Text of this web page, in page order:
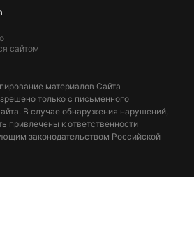
сайтом
материалов Сайта
только с письменного
В случае обнаружения нарушений,
привлечены к ответственности
законодательством Российской